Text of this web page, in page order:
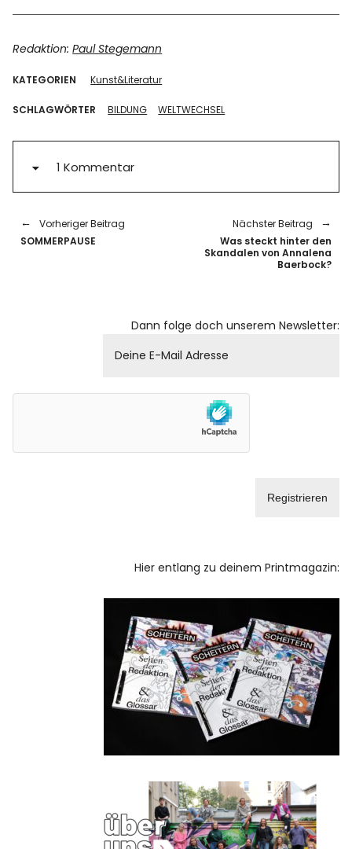
Redaktion:Paul Stegemann
KATEGORIEN Kunst&Literatur
SCHLAGWÖRTER BILDUNG WELTWECHSEL
1 Kommentar
Vorheriger Beitrag
SOMMERPAUSE
Nächster Beitrag
Was steckt hinter den
Skandalen von Annalena
Baerbock?
Dann folge doch unserem Newsletter:
Hier entlang zu deinem Printmagazin: